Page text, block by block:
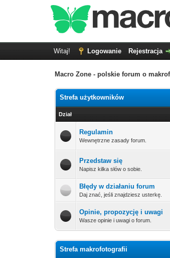
Witaj! Logowanie Rejestracja
Macro Zone - polskie forum o
Strefa użytkowników
Dział
Regulamin
Wewnętrzne zasady forum.
Przedstaw się
Napisz kilka słów o sobie.
Błędy w działaniu forum
Daj znać, jeśli znajdziesz usterkę.
Opinie, propozycję i uwagi
Wasze opinie i uwagi o forum.
Strefa makrofotografii